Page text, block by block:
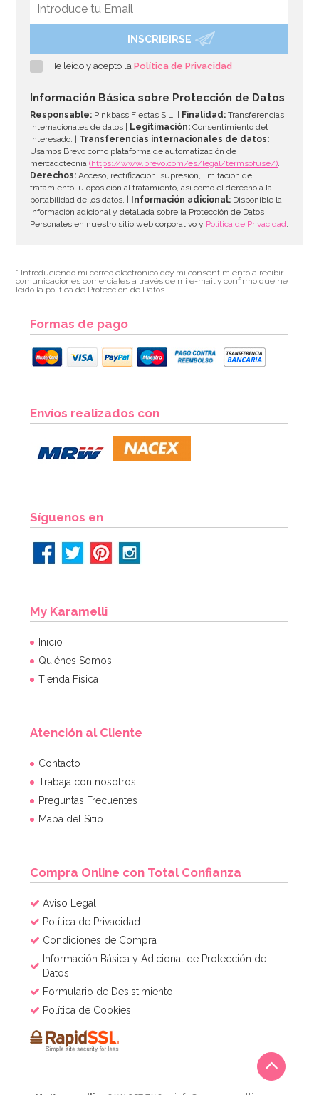
INSCRIBIRSE
He leído y acepto laPolítica de Privacidad
Información Básica sobre Protección de Datos
Responsable: Pinkbass Fiestas S.L. | Finalidad: Transferencias
internacionales de datos | Legitimación: Consentimiento del
interesado. | Transferencias internacionales de datos:
Usamos Brevo como plataforma de automatización de
mercadotecnia(https://www.brevo.com/es/legal/termsofuse/) . |
Derechos: Acceso, rectificación, supresión, limitación de
tratamiento, u oposición al tratamiento, así como el derecho a la
portabilidad de los datos. | Información adicional: Disponible la
información adicional y detallada sobre la Protección de Datos
Personales en nuestro sitio web corporativo y Política de Privacidad
* Introduciendo mi correo electrónico doy mi consentimiento a recibir
comunicaciones comerciales a través de mi e-mail y confirmo que he
leído la política de Protección de Datos.
Formas de pago
Envíos realizados con
Síguenos en
My Karamelli
Inicio
Quiénes Somos
Tienda Física
Atención al Cliente
Contacto
Trabaja con nosotros
Preguntas Frecuentes
Mapa del Sitio
Compra Online con Total Confianza
Aviso Legal
Política de Privacidad
Condiciones de Compra
Información Básica y Adicional de Protección de
Datos
Formulario de Desistimiento
Política de Cookies